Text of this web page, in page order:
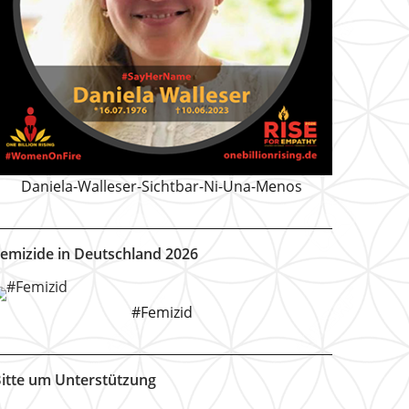
Daniela-Walleser-Sichtbar-Ni-Una-Menos
in Deutschland 2026
#Femizid
um Unterstützung